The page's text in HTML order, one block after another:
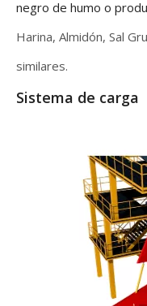
negro de humo o
Harina, Almidón, Sal
similares.
Sistema de carga